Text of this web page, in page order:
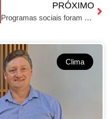
PRÓXIMO
Programas sociais foram destaque na Cotribá em 2023
Clima